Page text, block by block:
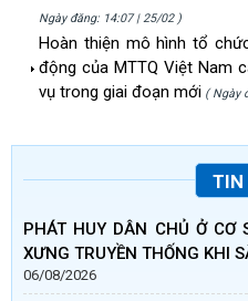
Ngày đăng: 14:07 | 25/02 )
Hoàn thiện mô hình tổ
động của MTTQ Việt Nam
vụ trong giai đoạn mới ( Ngày
TIN
PHÁT HUY DÂN CHỦ Ở CƠ
XƯNG TRUYỀN THỐNG KHI
06/08/2026